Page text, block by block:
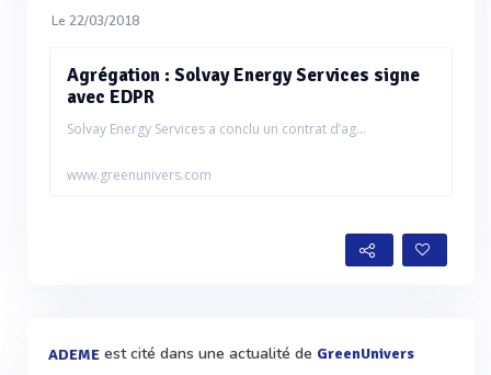
Le 22/03/2018
Agrégation : Solvay Energy Services signe
avec EDPR
Solvay Energy Services a conclu un contrat d’ag...
www.greenunivers.com
ADEME est cité dans une actualité de GreenUnivers